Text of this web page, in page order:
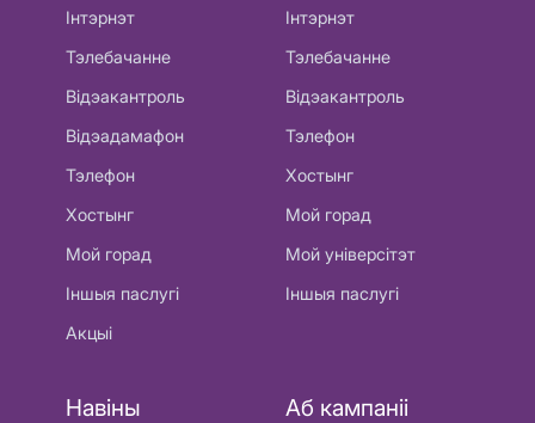
Інтэрнэт
Тэлебачанне
Відэакантроль
Відэадамафон
Тэлефон
Хостынг
Мой горад
Іншыя паслугі
Акцыі
Інтэрнэт
Тэлебачанне
Відэакантроль
Тэлефон
Хостынг
Мой горад
Мой універсітэт
Іншыя паслугі
Навіны Аб кампаніі